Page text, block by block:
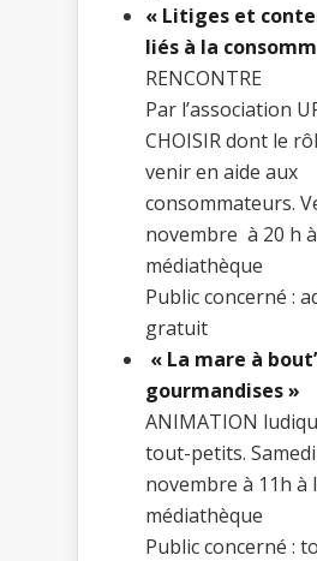
« Litiges et
liés à la
RENCONTRE
Par l’association
CHOISIR dont le
venir en aide aux
consommateurs.
novembre à 20 h
médiathèque
Public concerné :
gratuit
« La mare à
gourmandises »
ANIMATION
tout-petits.
novembre à 11h à
médiathèque
Public concerné :